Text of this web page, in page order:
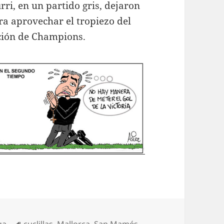
en un partido gris, dejaron
aprovechar el tropiezo del
de Champions.